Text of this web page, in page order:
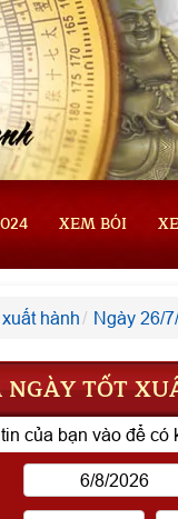
XEM BÓI
hành Ngày 26/
TỐT
của bạn vào để có